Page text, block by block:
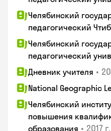
Челябинский
педагогический
Челябинский
педагогический
Дневник учителя •
National Geographic
Челябинский
повышения
образования • 2017 г.